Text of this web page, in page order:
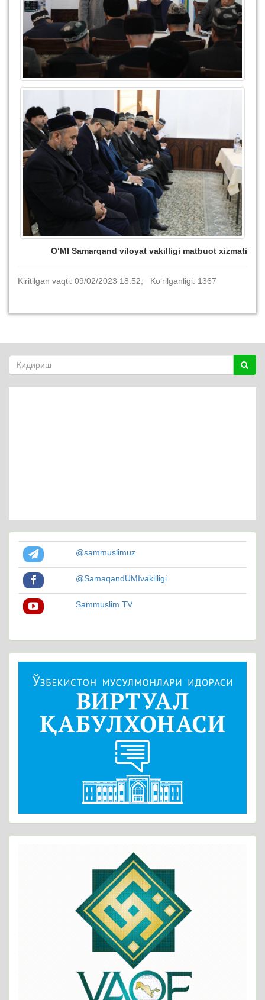
O‘MI Samarqand viloyat vakilligi matbuot xizmati
Kiritilgan vaqti: 09/02/2023 18:52; Ko‘rilganligi: 1367
@sammuslimuz
@SamaqandUMIvakilligi
Sammuslim.TV